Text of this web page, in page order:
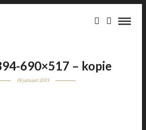
690×517 – kopie
18 januari 2015